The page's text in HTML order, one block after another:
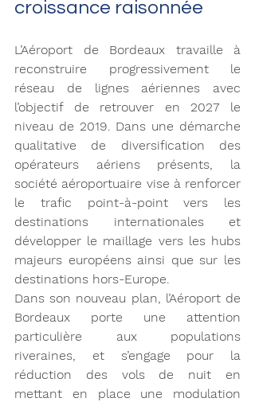
croissance raisonnée
L’Aéroport de Bordeaux travaille à
reconstruire progressivement le
réseau de lignes aériennes avec
l’objectif de retrouver en 2027 le
niveau de 2019. Dans une démarche
qualitative de diversification des
opérateurs aériens présents, la
société aéroportuaire vise à renforcer
le trafic point-à-point vers les
destinations internationales et
développer le maillage vers les hubs
majeurs européens ainsi que sur les
destinations hors-Europe.
Dans son nouveau plan, l’Aéroport de
Bordeaux porte une attention
particulière aux populations
riveraines, et s’engage pour la
réduction des vols de nuit en
mettant en place une modulation